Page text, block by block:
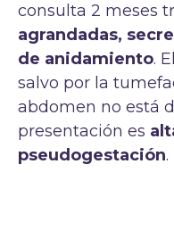
consulta 2 meses
agrandadas,
de anidamiento.
salvo por la
abdomen no está
presentación es
pseudogestación.